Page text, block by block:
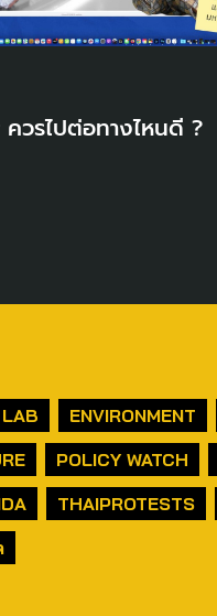
วรไปต่อทางไหนดี ?
ENVIRONMENT
POLICY WATCH
THAIPROTESTS